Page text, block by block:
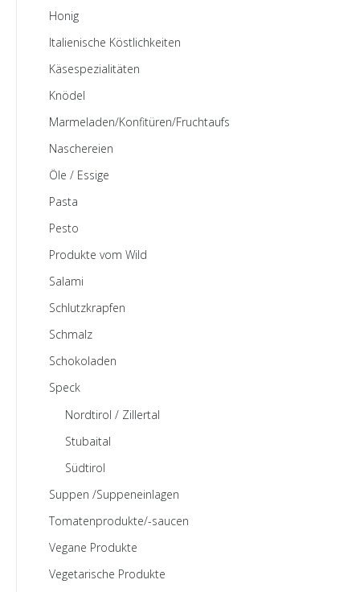
Honig
Italienische Köstlichkeiten
Käsespezialitäten
Knödel
Marmeladen/Konfitüren/Fruchtaufstriche
Naschereien
Öle / Essige
Pasta
Pesto
Produkte vom Wild
Salami
Schlutzkrapfen
Schmalz
Schokoladen
Speck
Nordtirol / Zillertal
Stubaital
Südtirol
Suppen /Suppeneinlagen
Tomatenprodukte/-saucen
Vegane Produkte
Vegetarische Produkte